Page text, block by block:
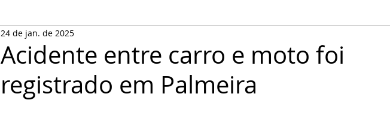
Geral Nova categoria
Acidente entre carro e moto foi
registrado em Palmeira
24 de jan. de 2025